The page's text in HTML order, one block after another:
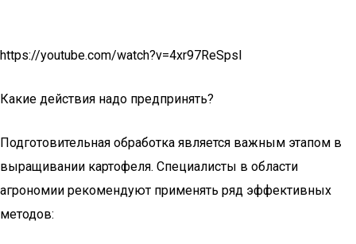
https://youtube.com/watch?v=4xr97ReSpsI
Какие действия надо предпринять?
Подготовительная обработка является важным этапом в
выращивании картофеля. Специалисты в области
агрономии рекомендуют применять ряд эффективных
методов: